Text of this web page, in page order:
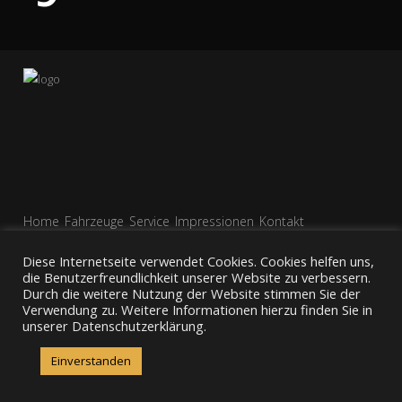
Home Fahrzeuge Service Impressionen Kontakt
Diese Internetseite verwendet Cookies. Cookies helfen uns,
die Benutzerfreundlichkeit unserer Website zu verbessern.
Durch die weitere Nutzung der Website stimmen Sie der
Verwendung zu. Weitere Informationen hierzu finden Sie in
unserer Datenschutzerklärung.
Einverstanden